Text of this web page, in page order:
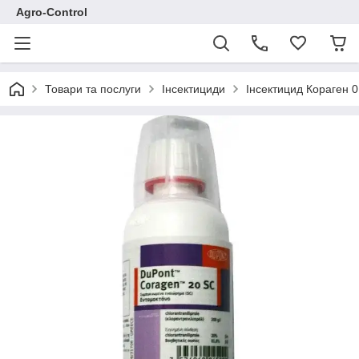
Agro-Control
Товари та послуги Інсектициди Інсектицид Кораген